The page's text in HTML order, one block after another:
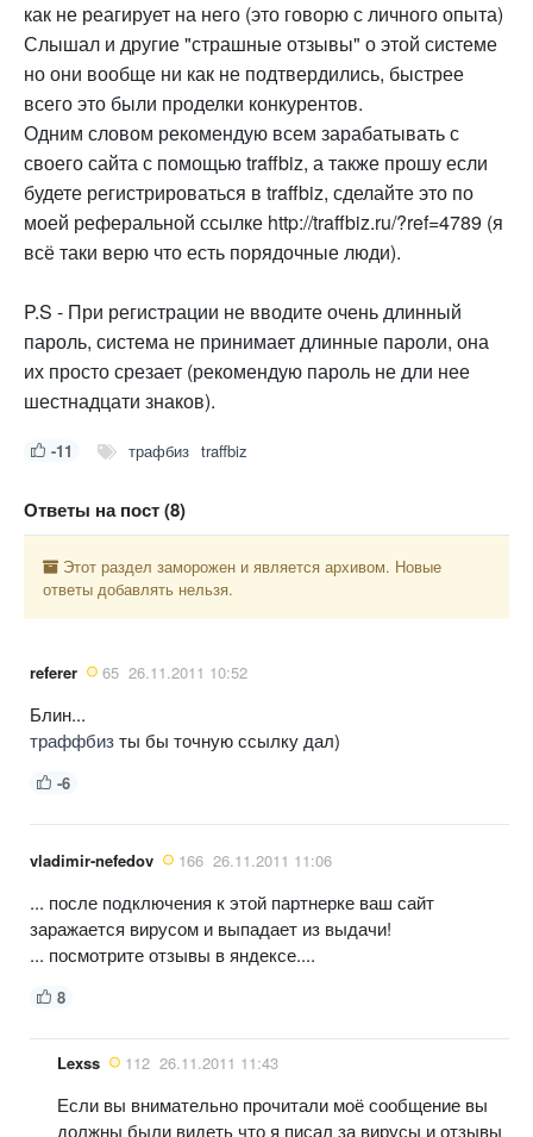
как не реагирует на него (это говорю с личного опыта)
Слышал и другие "страшные отзывы" о этой системе
но они вообще ни как не подтвердились, быстрее
всего это были проделки конкурентов.
Одним словом рекомендую всем зарабатывать с
своего сайта с помощью traffbiz, а также прошу если
будете регистрироваться в traffbiz, сделайте это по
моей реферальной ссылке http://traffbiz.ru/?ref=4789 (я
всё таки верю что есть порядочные люди).
P.S - При регистрации не вводите очень длинный
пароль, система не принимает длинные пароли, она
их просто срезает (рекомендую пароль не дли нее
шестнадцати знаков).
-11 трафбиз traffbiz
Ответы на пост (8)
Этот раздел заморожен и является архивом. Новые
ответы добавлять нельзя.
referer 65 26.11.2011 10:52
Блин...
траффбизты бы точную ссылку дал)
-6
vladimir-nefedov 166 26.11.2011 11:06
... после подключения к этой партнерке ваш сайт
заражается вирусом и выпадает из выдачи!
... посмотрите отзывы в яндексе....
8
Lexss 112 26.11.2011 11:43
Если вы внимательно прочитали моё сообщение вы
должны были видеть что я писал за вирусы и отзывы